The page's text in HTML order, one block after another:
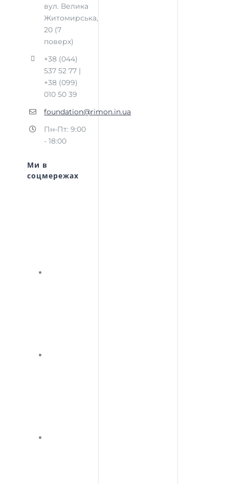
вул. Велика
Житомирська,
20 (7
поверх)
+38 (044)
537 52 77 |
+38 (099)
010 50 39
foundation@rimon.in.ua
Пн-Пт: 9:00
- 18:00
Ми в
соцмережах